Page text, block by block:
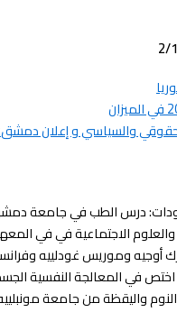
والسياسي و إعلان دمشق
درس الطب في جامعة
الاجتماعية في في
أوجيه وموريس غودلييه
اختص في المعالجة النفسية